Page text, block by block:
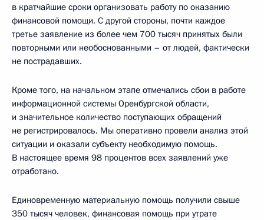
в кратчайшие сроки организовать работу по оказанию
финансовой помощи. С другой стороны, почти каждое
третье заявление из более чем 700 тысяч принятых были
повторными или необоснованными – от людей, фактически
не пострадавших.
Кроме того, на начальном этапе отмечались сбои в работе
информационной системы Оренбургской области,
и значительное количество поступающих обращений
не регистрировалось. Мы оперативно провели анализ этой
ситуации и оказали субъекту необходимую помощь.
В настоящее время 98 процентов всех заявлений уже
отработано.
Единовременную материальную помощь получили свыше
350 тысяч человек, финансовая помощь при утрате